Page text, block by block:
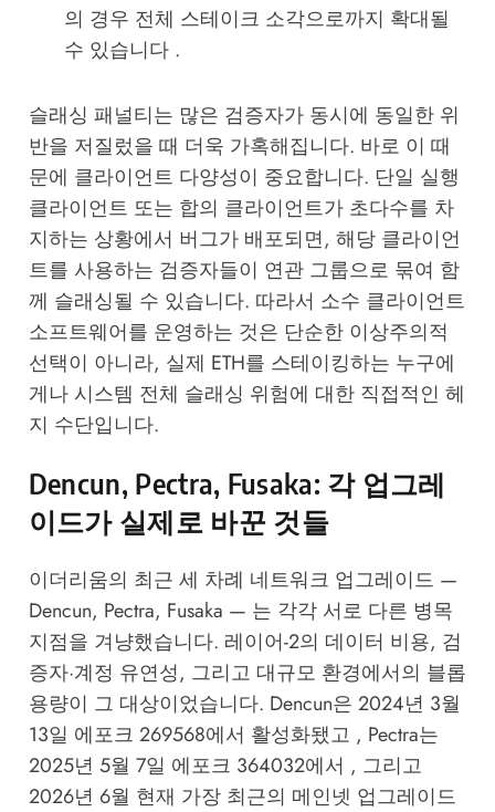
의 경우 전체 스테이크 소각으로까지 확대될
수 있습니다 .
슬래싱 패널티는 많은 검증자가 동시에 동일한 위
반을 저질렀을 때 더욱 가혹해집니다. 바로 이 때
문에 클라이언트 다양성이 중요합니다. 단일 실행
클라이언트 또는 합의 클라이언트가 초다수를 차
지하는 상황에서 버그가 배포되면, 해당 클라이언
트를 사용하는 검증자들이 연관 그룹으로 묶여 함
께 슬래싱될 수 있습니다. 따라서 소수 클라이언트
소프트웨어를 운영하는 것은 단순한 이상주의적
선택이 아니라, 실제 ETH를 스테이킹하는 누구에
게나 시스템 전체 슬래싱 위험에 대한 직접적인 헤
지 수단입니다.
Dencun, Pectra, Fusaka: 각 업그레
이드가 실제로 바꾼 것들
이더리움의 최근 세 차례 네트워크 업그레이드 —
Dencun, Pectra, Fusaka — 는 각각 서로 다른 병목
지점을 겨냥했습니다. 레이어-2의 데이터 비용, 검
증자·계정 유연성, 그리고 대규모 환경에서의 블롭
용량이 그 대상이었습니다. Dencun은 2024년 3월
13일 에포크 269568에서 활성화됐고 , Pectra는
2025년 5월 7일 에포크 364032에서 , 그리고
2026년 6월 현재 가장 최근의 메인넷 업그레이드